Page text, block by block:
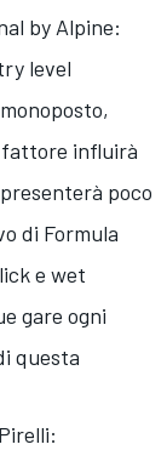
by Alpine:
level
fattore influirà
poco
di Formula
e wet
gare ogni
questa